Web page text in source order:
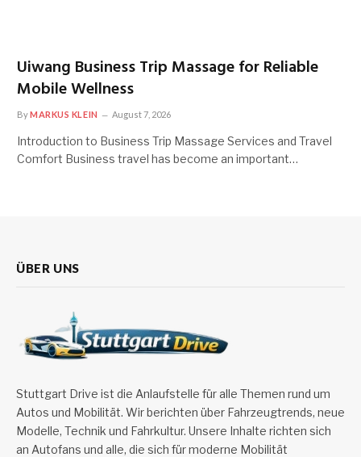
Uiwang Business Trip Massage for Reliable
Mobile Wellness
ByMARKUS KLEIN August 7, 2026
Introduction to Business Trip Massage Services and Travel
Comfort Business travel has become an important…
ÜBER UNS
Stuttgart Drive ist die Anlaufstelle für alle Themen rund um
Autos und Mobilität. Wir berichten über Fahrzeugtrends, neue
Modelle, Technik und Fahrkultur. Unsere Inhalte richten sich
an Autofans und alle, die sich für moderne Mobilität